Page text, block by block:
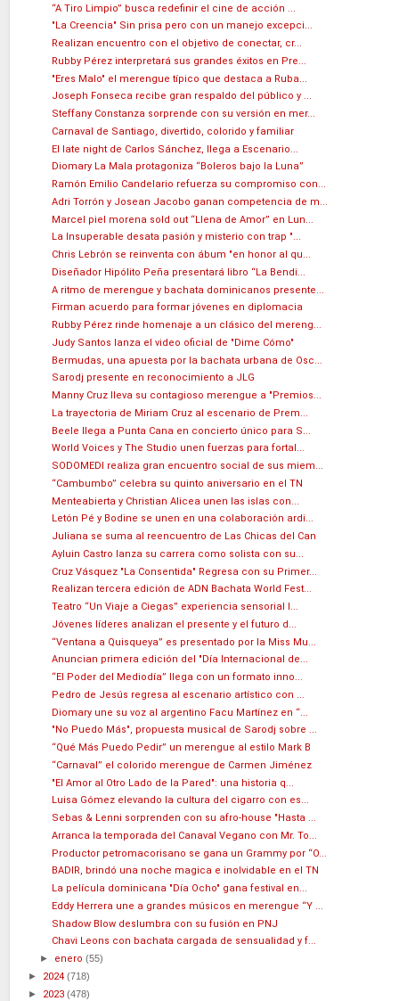
“A Tiro Limpio” busca redefinir el cine de acción ...
"La Creencia" Sin prisa pero con un manejo excepci...
Realizan encuentro con el objetivo de conectar, cr...
Rubby Pérez interpretará sus grandes éxitos en Pre...
"Eres Malo" el merengue típico que destaca a Ruba...
Joseph Fonseca recibe gran respaldo del público y ...
Steffany Constanza sorprende con su versión en mer...
Carnaval de Santiago, divertido, colorido y familiar
El late night de Carlos Sánchez, llega a Escenario...
Diomary La Mala protagoniza “Boleros bajo la Luna”
Ramón Emilio Candelario refuerza su compromiso con...
Adri Torrón y Josean Jacobo ganan competencia de m...
Marcel piel morena sold out “Llena de Amor” en Lun...
La Insuperable desata pasión y misterio con trap "...
Chris Lebrón se reinventa con ábum "en honor al qu...
Diseñador Hipólito Peña presentará libro “La Bendi...
A ritmo de merengue y bachata dominicanos presente...
Firman acuerdo para formar jóvenes en diplomacia
Rubby Pérez rinde homenaje a un clásico del mereng...
Judy Santos lanza el video oficial de "Dime Cómo"
Bermudas, una apuesta por la bachata urbana de Osc...
Sarodj presente en reconocimiento a JLG
Manny Cruz lleva su contagioso merengue a "Premios...
La trayectoria de Miriam Cruz al escenario de Prem...
Beele llega a Punta Cana en concierto único para S...
World Voices y The Studio unen fuerzas para fortal...
SODOMEDI realiza gran encuentro social de sus miem...
“Cambumbo” celebra su quinto aniversario en el TN
Menteabierta y Christian Alicea unen las islas con...
Letón Pé y Bodine se unen en una colaboración ardi...
Juliana se suma al reencuentro de Las Chicas del Can
Ayluin Castro lanza su carrera como solista con su...
Cruz Vásquez "La Consentida" Regresa con su Primer...
Realizan tercera edición de ADN Bachata World Fest...
Teatro “Un Viaje a Ciegas” experiencia sensorial l...
Jóvenes líderes analizan el presente y el futuro d...
“Ventana a Quisqueya” es presentado por la Miss Mu...
Anuncian primera edición del "Día Internacional de...
“El Poder del Mediodía” llega con un formato inno...
Pedro de Jesús regresa al escenario artístico con ...
Diomary une su voz al argentino Facu Martínez en “...
"No Puedo Más", propuesta musical de Sarodj sobre ...
“Qué Más Puedo Pedir” un merengue al estilo Mark B
“Carnaval” el colorido merengue de Carmen Jiménez
"El Amor al Otro Lado de la Pared": una historia q...
Luisa Gómez elevando la cultura del cigarro con es...
Sebas & Lenni sorprenden con su afro-house "Hasta ...
Arranca la temporada del Canaval Vegano con Mr. To...
Productor petromacorisano se gana un Grammy por “O...
BADIR, brindó una noche magica e inolvidable en el TN
La película dominicana "Día Ocho" gana festival en...
Eddy Herrera une a grandes músicos en merengue “Y ...
Shadow Blow deslumbra con su fusión en PNJ
Chavi Leons con bachata cargada de sensualidad y f...
► enero(55)
► 2024 (718)
► 2023 (478)